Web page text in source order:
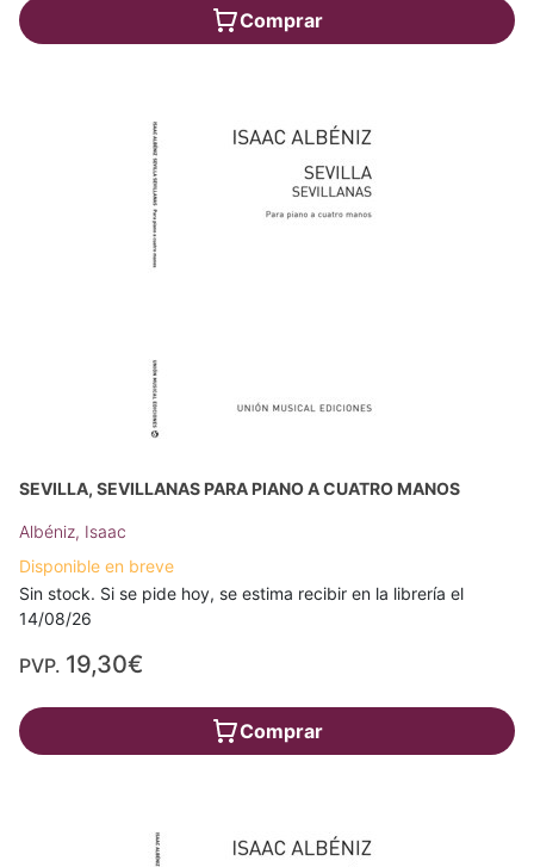
Comprar
SEVILLA, SEVILLANAS PARA PIANO A CUATRO MANOS
Albéniz, Isaac
Disponible en breve
Sin stock. Si se pide hoy, se estima recibir en la librería el
14/08/26
PVP. 19,30€
Comprar